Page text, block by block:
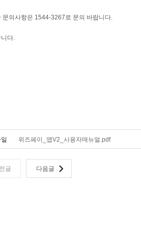
문의사항은 1544-3267로 문의 바랍니다.
다.
위즈페이_앱V2_사용자매뉴얼.pdf
글 다음글